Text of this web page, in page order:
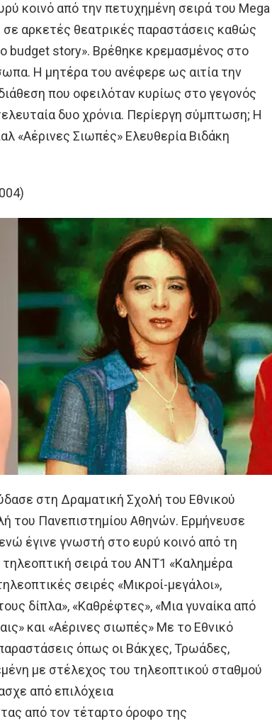
κοινό από την πετυχημένη σειρά του Mega
σε αρκετές θεατρικές παραστάσεις καθώς
budget story». Βρέθηκε κρεμασμένος στο
Η μητέρα του ανέφερε ως αιτία την
που οφειλόταν κυρίως στο γεγονός
δυο χρόνια. Περίεργη σύμπτωση; Η
«Αέρινες Σιωπές» Ελευθερία Βιδάκη
στη Δραματική Σχολή του Εθνικού
του Πανεπιστημίου Αθηνών. Ερμήνευσε
έγινε γνωστή στο ευρύ κοινό από τη
σειρά του ΑΝΤ1 «Καλημέρα
σειρές «Μικροί-μεγάλοι»,
δίπλα», «Καθρέφτες», «Μια γυναίκα από
και «Αέρινες σιωπές» Με το Εθνικό
όπως οι Βάκχες, Τρωάδες,
με στέλεχος του τηλεοπτικού σταθμού
από επιλόχεια
από τον τέταρτο όροφο της